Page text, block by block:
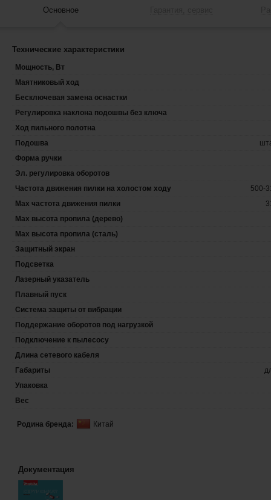
Основное
Технические характеристики
Мощность, Вт
Маятниковый ход
Бесключевая замена оснастки
Регулировка наклона подошвы без ключа
Ход пильного полотна
Подошва
Форма ручки
Эл. регулировка оборотов
Частота движения пилки на холостом ходу
500-
Max частота движения пилки
Мах высота пропила (дерево)
Мах высота пропила (сталь)
Защитный экран
Подсветка
Лазерный указатель
Плавный пуск
Система защиты от вибрации
Поддержание оборотов под нагрузкой
Подключение к пылесосу
Длина сетевого кабеля
Габариты
Упаковка
Вес
Родина бренда: Китай
Документация